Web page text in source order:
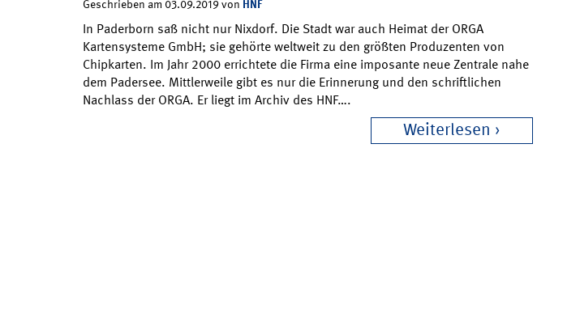
Geschrieben am 03.09.2019 von HNF
In Paderborn saß nicht nur Nixdorf. Die Stadt war auch Heimat der ORGA
Kartensysteme GmbH; sie gehörte weltweit zu den größten Produzenten von
Chipkarten. Im Jahr 2000 errichtete die Firma eine imposante neue Zentrale nahe
dem Padersee. Mittlerweile gibt es nur die Erinnerung und den schriftlichen
Nachlass der ORGA. Er liegt im Archiv des HNF….
Weiterlesen